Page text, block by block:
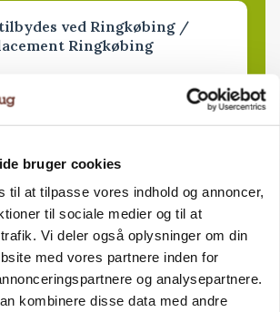
bruger cookies
til at tilpasse vores indhold og annoncer,
til sociale medier og til at
Vi deler også oplysninger om din
med vores partnere inden for
og analysepartnere.
kombinere disse data med andre
ved Ringkøbing /
Ringkøbing
/ håndmand søges til
NY 06. aug.